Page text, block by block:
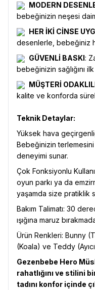
MODERN
bebeğinizin neşesi
HER İKİ CİNSE
desenlerle, bebeğiniz
GÜVENLİ BASKI:
bebeğinizin sağlığını
MÜŞTERİ
kalite ve konforda
Teknik Detaylar:
Yüksek hava
Bebeğinizin
deneyimi sunar.
Çok Fonksiyonlu
oyun parkı ya da
yaşamda size pratiklik
Bakım Talimatı: 30
ışığına maruz
Ürün Renkleri: Bunny
(Koala) ve Teddy
Gezenbebe Hero
rahatlığını ve stilini
tadını konfor içinde